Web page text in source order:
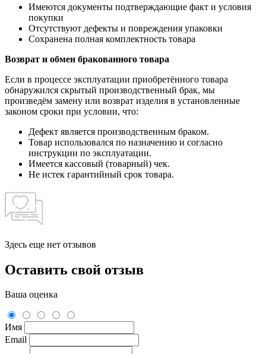
Имеются документы подтверждающие факт и условия
покупки
Отсутствуют дефекты и повреждения упаковки
Сохранена полная комплектность товара
Возврат и обмен бракованного товара
Если в процессе эксплуатации приобретённого товара
обнаружился скрытый производственный брак, мы
произведём замену или возврат изделия в установленные
законом сроки при условии, что:
Дефект является производственным браком.
Товар использовался по назначению и согласно
инструкции по эксплуатации.
Имеется кассовый (товарный) чек.
Не истек гарантийный срок товара.
Здесь еще нет отзывов
Оставить свой отзыв
Ваша оценка
Имя
Email